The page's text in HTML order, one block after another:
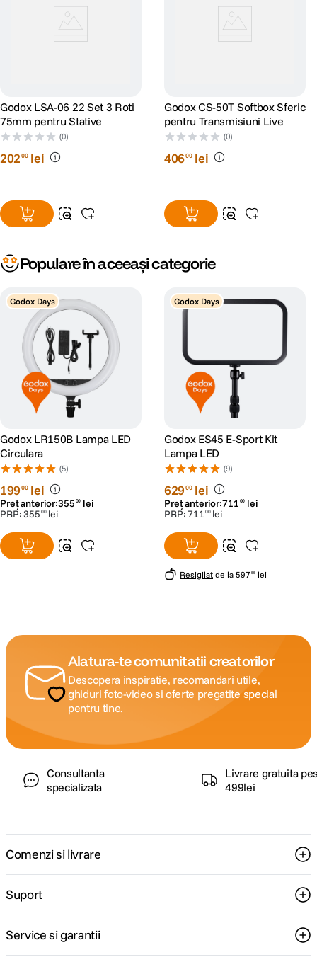
Godox LSA-06 22 Set 3 Roti
75mm pentru Stative
(0)
20200 lei
Godox CS-50T Softbox Sferic
pentru Transmisiuni Live
(0)
40600 lei
Populare în aceeași categorie
Godox Days
Godox LR150B Lampa LED
Circulara
(5)
19900 lei
Preț anterior:355 00 lei
PRP:355 00 lei
Godox Days
Godox ES45 E-Sport Kit
Lampa LED
(9)
62900 lei
Preț anterior:711 00 lei
PRP:711 00 lei
Resigilat de la 597 55 lei
Alatura-te comunitatii creatorilor
Descopera inspiratie, recomandari utile,
ghiduri foto-video si oferte pregatite special
pentru tine.
Consultanta
specializata
Livrare gratuita
499lei
Comenzi si livrare
Suport
Service si garantii